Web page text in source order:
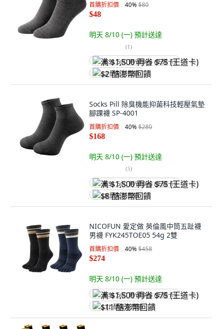
首購折扣價 40%$80
$48
明天 8/10 (一) 預計送達
(1)
满 $1,500 再省 $75 (王道卡)
$2 酷澎幣回饋
Socks Pill 除臭機能抑菌科技輕壓氣墊
腳踝襪 SP-4001
首購折扣價 40%$280
$168
明天 8/10 (一) 預計送達
(5)
满 $1,500 再省 $75 (王道卡)
$8 酷澎幣回饋
NICOFUN 愛定做 英倫風中筒五趾襪
男襪 FYK245TOE05 54g 2雙
首購折扣價 40%$458
$274
明天 8/10 (一) 預計送達
满 $1,500 再省 $75 (王道卡)
$11 酷澎幣回饋